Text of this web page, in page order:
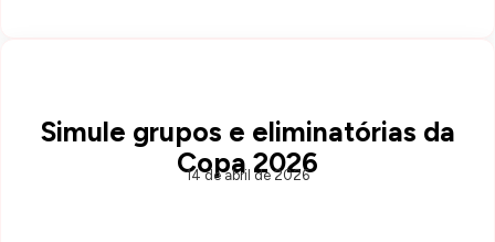
Simule grupos e eliminatórias da
Copa 2026
14 de abril de 2026